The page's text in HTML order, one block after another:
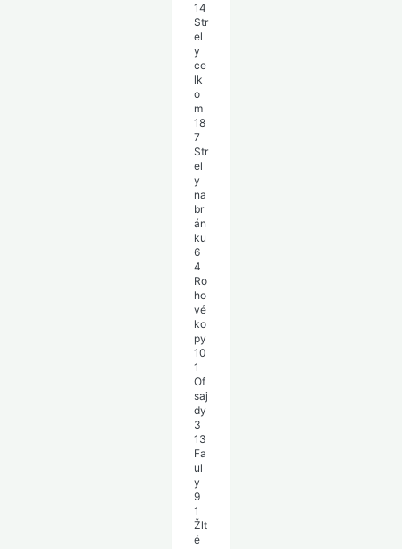
14
Str
el
y
ce
lk
o
m
18
7
Str
el
y
na
br
án
ku
6
4
Ro
ho
vé
ko
py
10
1
Of
saj
dy
3
13
Fa
ul
y
9
1
Žlt
é